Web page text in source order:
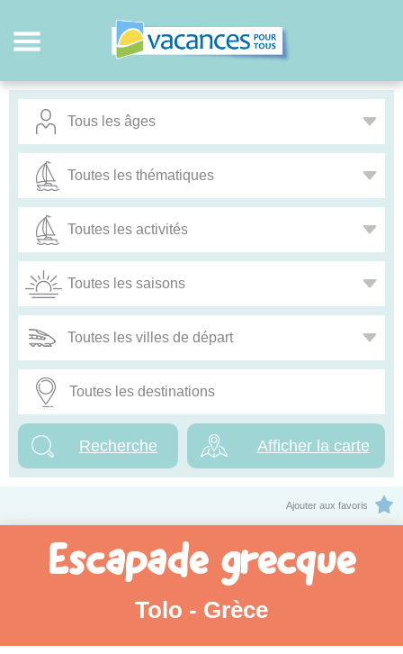
Afficher la carte
Ajouter aux favoris
Escapade grecque
Tolo - Grèce